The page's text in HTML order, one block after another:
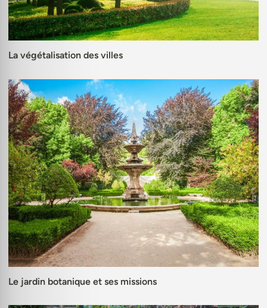
La végétalisation des villes
Le jardin botanique et ses missions